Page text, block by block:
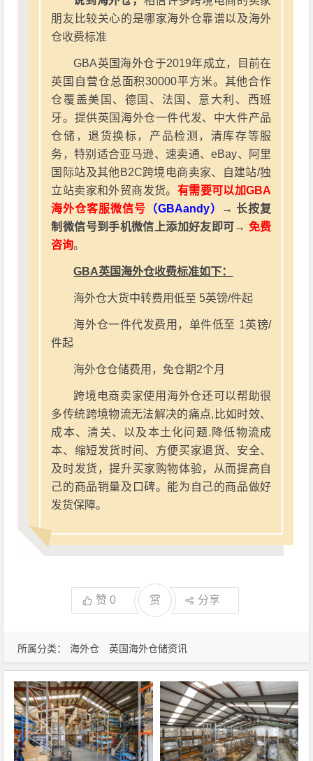
所属分类： 海外仓 英国海外仓储资讯
朋友比较关心的是哪家海外仓靠谱以及海外
仓收费标准
GBA英国海外仓于2019年成立，目前在
英国自营仓总面积30000平方米。其他合作
仓覆盖美国、德国、法国、意大利、西班
牙。提供英国海外仓一件代发、中大件产品
仓储，退货换标，产品检测，清库存等服
务，特别适合亚马逊、速卖通、eBay、阿里
国际站及其他B2C跨境电商卖家、自建站/独
立站卖家和外贸商发货。 有需要可以加GBA
海外仓客服微信号 （GBAandy）
→ 长按复
制微信号到手机微信上添加好友即可→ 免费
咨询。
GBA英国海外仓收费标准如下：
海外仓大货中转费用低至 5英镑/件起
海外仓一件代发费用，单件低至 1英镑/
件起
海外仓仓储费用，免仓期2个月
跨境电商卖家使用海外仓还可以帮助很
多传统跨境物流无法解决的痛点,比如时效、
成本、清关、以及本土化问题.降低物流成
本、缩短发货时间、方便买家退货、安全、
及时发货，提升买家购物体验，从而提高自
己的商品销量及口碑。能为自己的商品做好
发货保障。
赞0 赏 分享